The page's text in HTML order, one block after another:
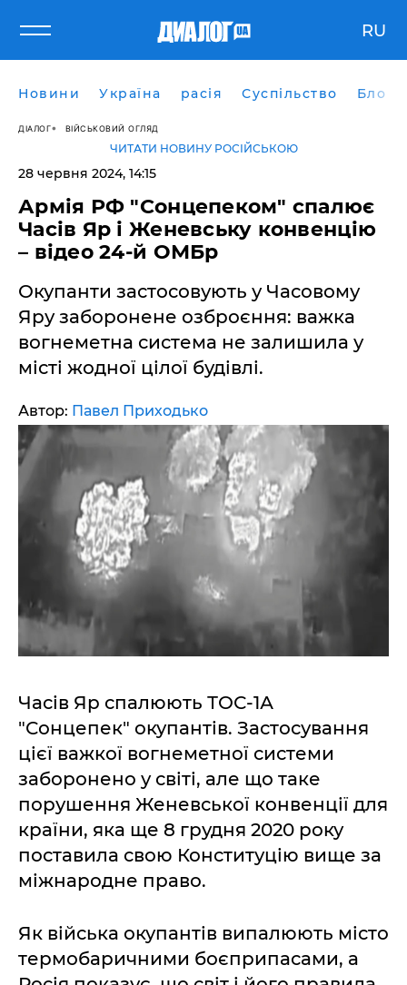
RU
Новини Україна расія Суспільство Блоги
ДІАЛОГ ВІЙСЬКОВИЙ ОГЛЯД
ЧИТАТИ НОВИНУ РОСІЙСЬКОЮ
28 червня 2024, 14:15
Армія РФ "Сонцепеком" спалює
Часів Яр і Женевську конвенцію
– відео 24-й ОМБр
Окупанти застосовують у Часовому
Яру заборонене озброєння: важка
вогнеметна система не залишила у
місті жодної цілої будівлі.
Автор: Павел Приходько
Часів Яр спалюють ТОС-1А
"Сонцепек" окупантів. Застосування
цієї важкої вогнеметної системи
заборонено у світі, але що таке
порушення Женевської конвенції для
країни, яка ще 8 грудня 2020 року
поставила свою Конституцію вище за
міжнародне право.
Як війська окупантів випалюють місто
термобаричними боєприпасами, а